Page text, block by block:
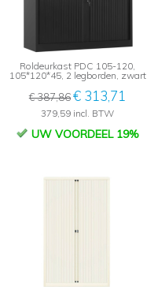
Roldeurkast PDC 105-120,
105*120*45, 2 legborden, zwart
€ 387,86€ 313,71
379,59 incl. BTW
UW VOORDEEL 19%